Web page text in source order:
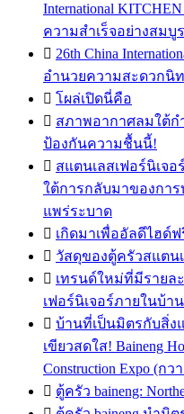
International
ความสำเร็จอย่างสมบู
 26th China
อำนวยความสะดวกนิ
 โผล่เปิดนี่คือ
 สภาพอากาศลมใต้ก
ป้องกันความชื้นนี้!
 สแตนเลสเฟอร์นิเจ
ใต้การกลับมาของกา
แพร่ระบาด
 เกิดมาเพื่ออัลดีไฮด์ฟ
 วัสดุของตู้ครัวสแตน
 เทรนด์ใหม่ที่มีรายล
เฟอร์นิเจอร์ภายในบ้า
 บ้านที่เป็นมิตรกับสิ่
เขียวสดใส! Baineng
Construction Expo (กว
 ตู้ครัว baineng: